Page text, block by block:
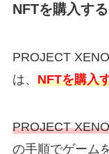
NFTを購入する
PROJECT
は、 NFTを購入
PROJECT
の手順でゲーム